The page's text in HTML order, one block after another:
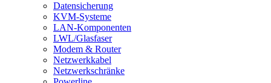
Datensicherung
KVM-Systeme
LAN-Komponenten
LWL/Glasfaser
Modem & Router
Netzwerkkabel
Netzwerkschränke